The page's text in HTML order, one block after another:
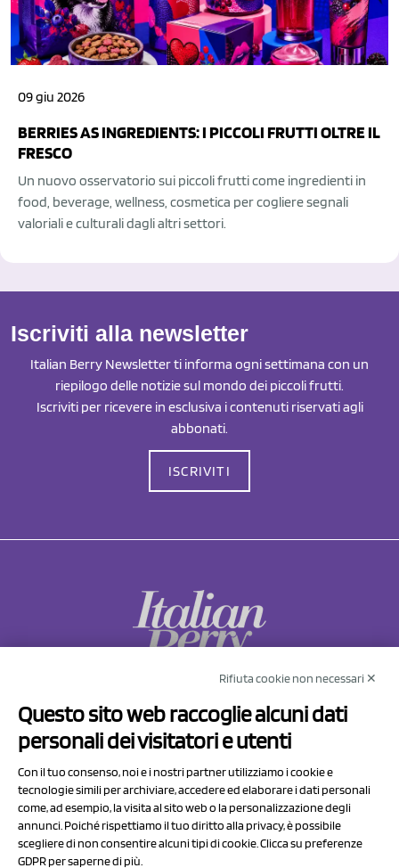
09 giu 2026
BERRIES AS INGREDIENTS: I PICCOLI FRUTTI OLTRE IL
FRESCO
Un nuovo osservatorio sui piccoli frutti come ingredienti in
food, beverage, wellness, cosmetica per cogliere segnali
valoriali e culturali dagli altri settori.
Iscriviti alla newsletter
Italian Berry Newsletter ti informa ogni settimana con un
riepilogo delle notizie sul mondo dei piccoli frutti.
Iscriviti per ricevere in esclusiva i contenuti riservati agli
abbonati.
ISCRIVITI
Via Prov.le Sassuolo Vignola 315/1
41057 Spilamberto (MO)
P.I/C.F. 01041460369
REA: MO 208553
Capitale sociale Euro 50.000,00 i.v.
Rifiuta cookie non necessari ✕
Questo sito web raccoglie alcuni dati
personali dei visitatori e utenti
Con il tuo consenso, noi e i nostri partner utilizziamo i cookie e
tecnologie simili per archiviare, accedere ed elaborare i dati personali
come, ad esempio, la visita al sito web o la personalizzazione degli
annunci. Poiché rispettiamo il tuo diritto alla privacy, è possibile
scegliere di non consentire alcuni tipi di cookie. Clicca su preferenze
GDPR per saperne di più.